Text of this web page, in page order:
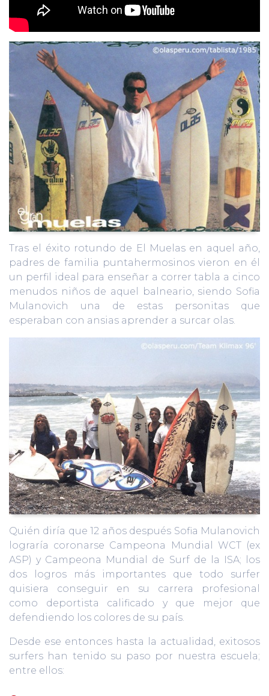
Tras el éxito rotundo de El Muelas en aquel año,
padres de familia puntahermosinos vieron en él
un perfil ideal para enseñar a correr tabla a cinco
menudos niños de aquel balneario, siendo Sofia
Mulanovich una de estas personitas que
esperaban con ansias aprender a surcar olas.
Quién diría que 12 años después Sofia Mulanovich
lograría coronarse Campeona Mundial WCT (ex
ASP) y Campeona Mundial de Surf de la ISA; los
dos logros más importantes que todo surfer
quisiera conseguir en su carrera profesional
como deportista calificado y que mejor que
defendiendo los colores de su país.
Desde ese entonces hasta la actualidad, exitosos
surfers han tenido su paso por nuestra escuela;
entre ellos: